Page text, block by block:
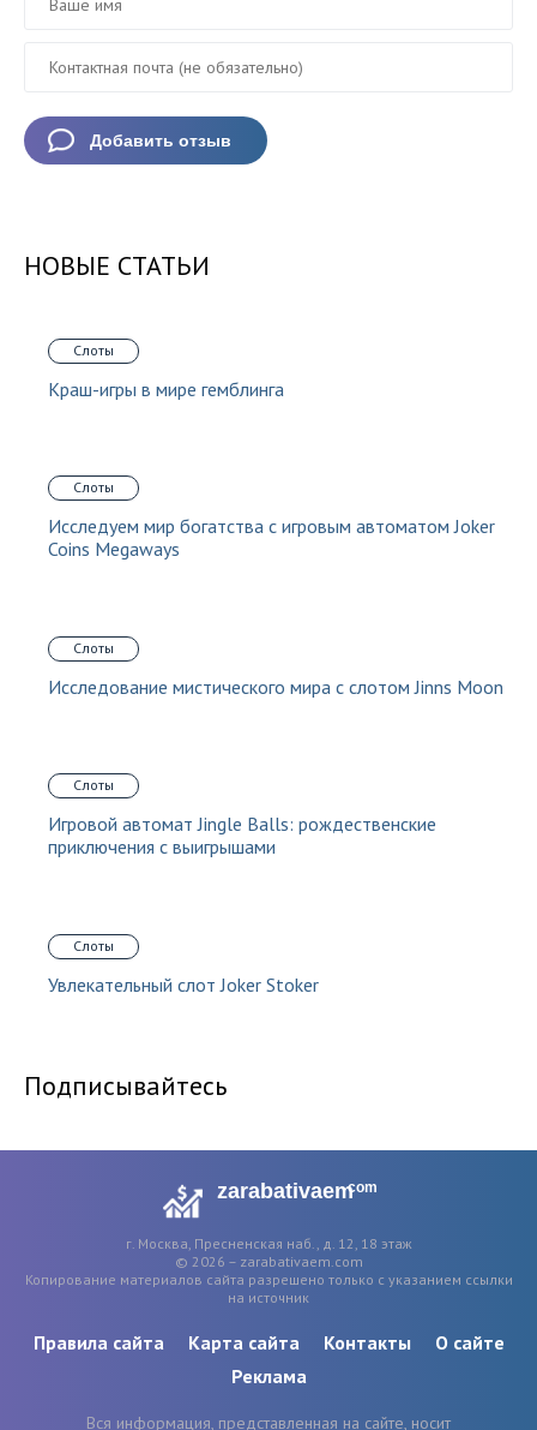
НОВЫЕ СТАТЬИ
Слоты
Краш-игры в мире гемблинга
Слоты
Исследуем мир богатства с игровым автоматом Joker
Coins Megaways
Слоты
Исследование мистического мира с слотом Jinns Moon
Слоты
Игровой автомат Jingle Balls: рождественские
приключения с выигрышами
Слоты
Увлекательный слот Joker Stoker
Подписывайтесь
zarabativaemcom
г. Москва, Пресненская наб., д. 12, 18 этаж
© 2026 – zarabativaem.com
Копирование материалов сайта разрешено только с указанием ссылки
на источник
Правила сайта Карта сайта Контакты
О сайте
Реклама
Вся информация, представленная на сайте, носит